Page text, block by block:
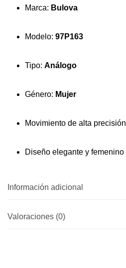
Marca: Bulova
Modelo: 97P163
Tipo: Análogo
Género: Mujer
Movimiento de alta precisión
Diseño elegante y femenino
Información adicional
Valoraciones (0)